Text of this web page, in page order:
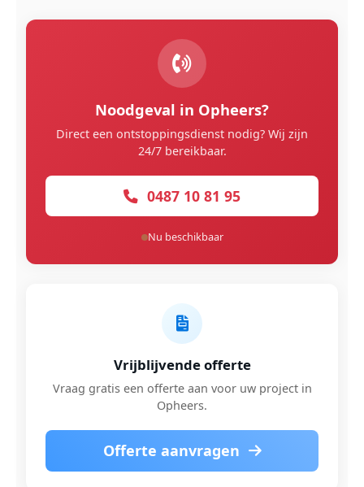
Noodgeval in Opheers?
Direct een ontstoppingsdienst nodig? Wij zijn
24/7 bereikbaar.
0487 10 81 95
Nu beschikbaar
Vrijblijvende offerte
Vraag gratis een offerte aan voor uw project in
Opheers.
Offerte aanvragen